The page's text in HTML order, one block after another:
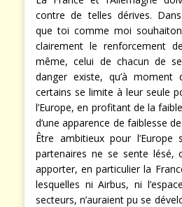
La France et l’Allemagne
contre de telles dérives.
que toi comme moi
clairement le renforcement
même, celui de chacun de
danger existe, qu’à moment
certains se limite à leur seule
l’Europe, en profitant de la
d’une apparence de faiblesse
Être ambitieux pour l’Europe
partenaires ne se sente lésé,
apporter, en particulier la
lesquelles ni Airbus, ni